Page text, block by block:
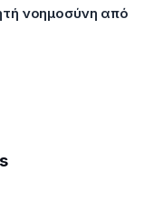
νοημοσύνη από